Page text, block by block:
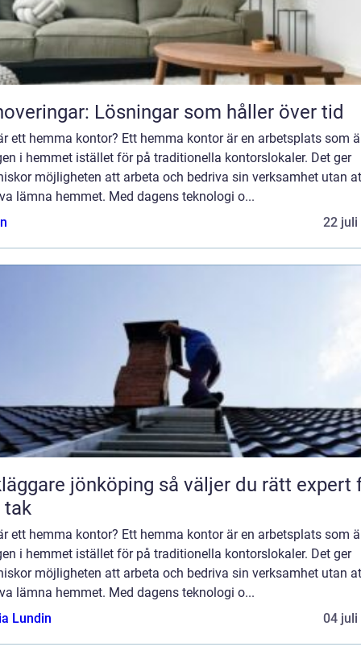
Lösningar som håller över tid
ett hemma kontor? Ett hemma kontor är en arbetsplats som
i hemmet istället för på traditionella kontorslokaler. Det ger
möjligheten att arbeta och bedriva sin verksamhet utan
lämna hemmet. Med dagens teknologi o...
22 juli
jönköping så väljer du rätt expert för
ett hemma kontor? Ett hemma kontor är en arbetsplats som
i hemmet istället för på traditionella kontorslokaler. Det ger
möjligheten att arbeta och bedriva sin verksamhet utan
lämna hemmet. Med dagens teknologi o...
Lundin
04 juli